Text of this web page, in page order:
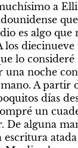
a
es algo que
los diecinueve
lo consideré
una noche
A partir
días
un
De alguna
escritura